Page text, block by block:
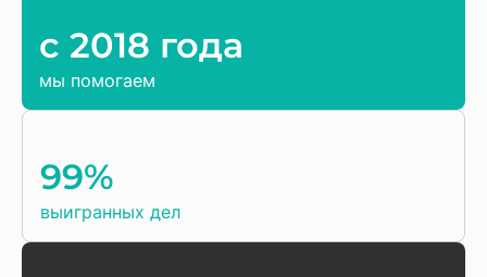
c 2018 года
мы помогаем
99%
выигранных дел